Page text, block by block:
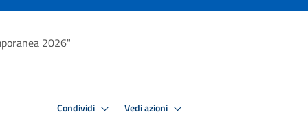
2026"
Condividi Vedi azioni